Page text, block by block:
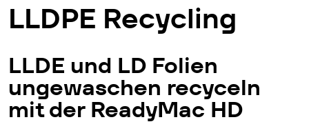
LLDPE Recycling
LLDE und LD Folien
ungewaschen recyceln
mit der ReadyMac HD